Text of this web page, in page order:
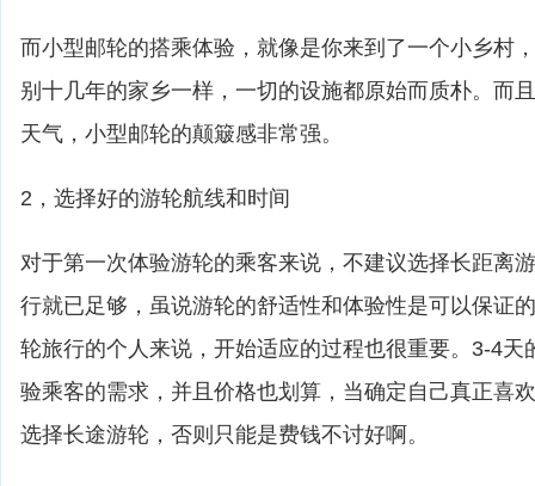
而小型邮轮的搭乘体验，就像是你来到了一个小乡村
别十几年的家乡一样，一切的设施都原始而质朴。而
天气，小型邮轮的颠簸感非常强。
2，选择好的游轮航线和时间
对于第一次体验游轮的乘客来说，不建议选择长距离
行就已足够，虽说游轮的舒适性和体验性是可以保证
轮旅行的个人来说，开始适应的过程也很重要。3-4天
验乘客的需求，并且价格也划算，当确定自己真正喜
选择长途游轮，否则只能是费钱不讨好啊。